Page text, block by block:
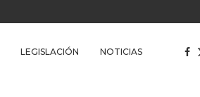
LEGISLACIÓN NOTICIAS